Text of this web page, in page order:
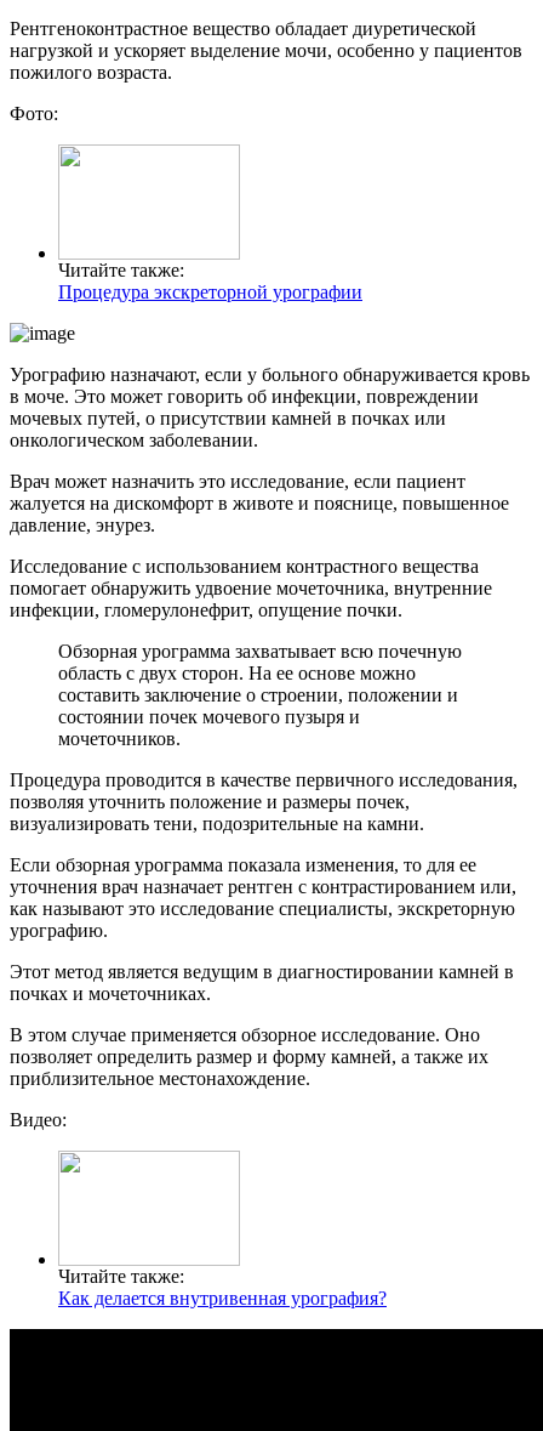
Рентгеноконтрастное вещество обладает диуретической
нагрузкой и ускоряет выделение мочи, особенно у пациентов
пожилого возраста.
Фото:
Читайте также:
Процедура экскреторной урографии
Урографию назначают, если у больного обнаруживается кровь
в моче. Это может говорить об инфекции, повреждении
мочевых путей, о присутствии камней в почках или
онкологическом заболевании.
Врач может назначить это исследование, если пациент
жалуется на дискомфорт в животе и пояснице, повышенное
давление, энурез.
Исследование с использованием контрастного вещества
помогает обнаружить удвоение мочеточника, внутренние
инфекции, гломерулонефрит, опущение почки.
Обзорная урограмма захватывает всю почечную
область с двух сторон. На ее основе можно
составить заключение о строении, положении и
состоянии почек мочевого пузыря и
мочеточников.
Процедура проводится в качестве первичного исследования,
позволяя уточнить положение и размеры почек,
визуализировать тени, подозрительные на камни.
Если обзорная урограмма показала изменения, то для ее
уточнения врач назначает рентген с контрастированием или,
как называют это исследование специалисты, экскреторную
урографию.
Этот метод является ведущим в диагностировании камней в
почках и мочеточниках.
В этом случае применяется обзорное исследование. Оно
позволяет определить размер и форму камней, а также их
приблизительное местонахождение.
Видео:
Читайте также:
Как делается внутривенная урография?